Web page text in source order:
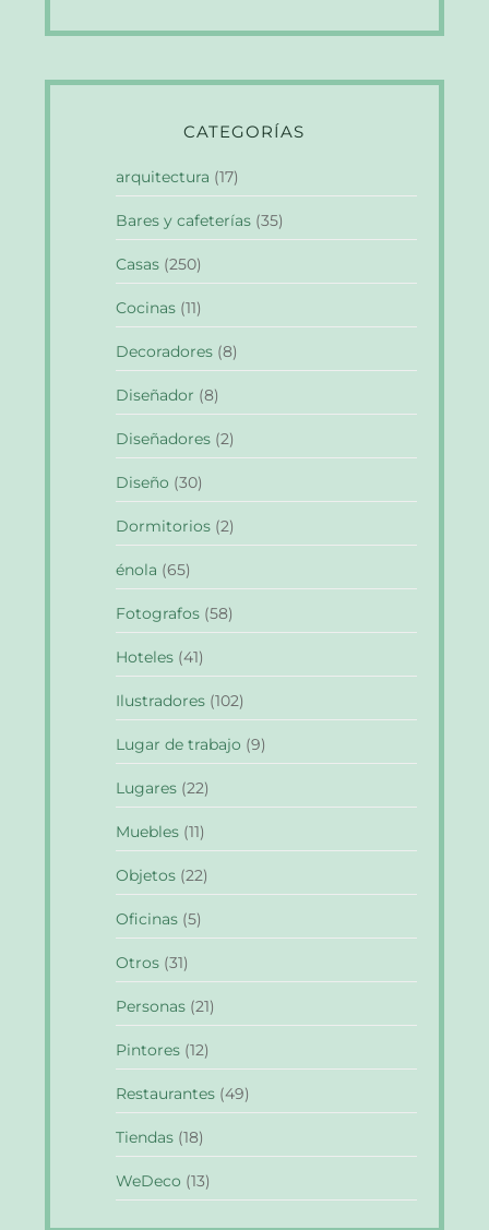
CATEGORÍAS
arquitectura (17)
Bares y cafeterías (35)
Casas (250)
Cocinas (11)
Decoradores (8)
Diseñador (8)
Diseñadores (2)
Diseño (30)
Dormitorios (2)
énola (65)
Fotografos (58)
Hoteles (41)
Ilustradores (102)
Lugar de trabajo (9)
Lugares (22)
Muebles (11)
Objetos (22)
Oficinas (5)
Otros (31)
Personas (21)
Pintores (12)
Restaurantes (49)
Tiendas (18)
WeDeco (13)